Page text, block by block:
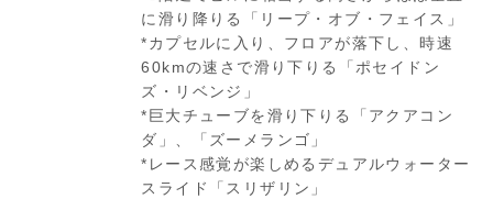
に滑り降りる「リープ・オブ・フェイス」
*カプセルに入り、フロアが落下し、時速
60kmの速さで滑り下りる「ポセイドン
ズ・リベンジ」
*巨大チューブを滑り下りる「アクアコン
ダ」、「ズーメランゴ」
*レース感覚が楽しめるデュアルウォーター
スライド「スリザリン」